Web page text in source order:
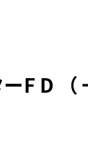
F D （